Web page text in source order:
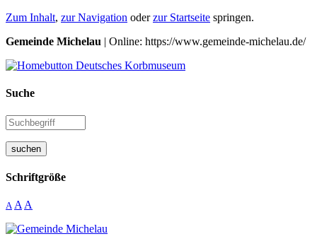
Zum Inhalt, zur Navigation oderzur Startseite springen.
Gemeinde Michelau | Online: https://www.gemeinde-michelau.de/
Suche
suchen
Schriftgröße
A A A